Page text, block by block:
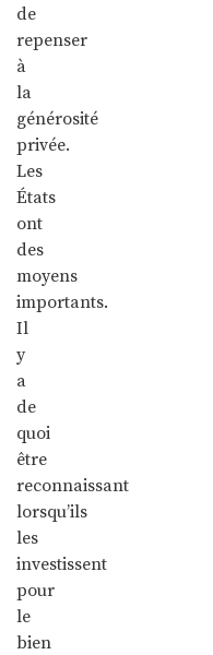
de
repenser
à
la
générosité
privée.
Les
États
ont
des
moyens
importants.
Il
y
a
de
quoi
être
reconnaissant
lorsqu’ils
les
investissent
pour
le
bien